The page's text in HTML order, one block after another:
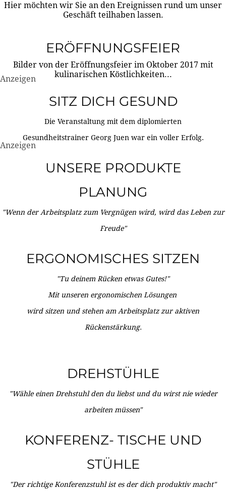
Hier möchten wir Sie an den Ereignissen rund um unser
Geschäft teilhaben lassen.
ERÖFFNUNGSFEIER
Bilder von der Eröffnungsfeier im Oktober 2017 mit
kulinarischen Köstlichkeiten...
Anzeigen
SITZ DICH GESUND
Die Veranstaltung mit dem diplomierten
Gesundheitstrainer Georg Juen war ein voller Erfolg.
Anzeigen
UNSERE PRODUKTE
PLANUNG
"Wenn der Arbeitsplatz zum Vergnügen wird, wird das Leben zur
Freude"
ERGONOMISCHES SITZEN
"Tu deinem Rücken etwas Gutes!"
Mit unseren ergonomischen Lösungen
wird sitzen und stehen am Arbeitsplatz zur aktiven
Rückenstärkung.
DREHSTÜHLE
"Wähle einen Drehstuhl den du liebst und du wirst nie wieder
arbeiten müssen"
KONFERENZ- TISCHE UND
STÜHLE
"Der richtige Konferenzstuhl ist es der dich produktiv macht"